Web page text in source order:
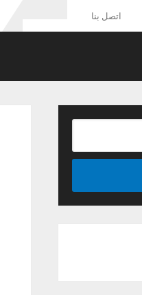
اتصل بنا